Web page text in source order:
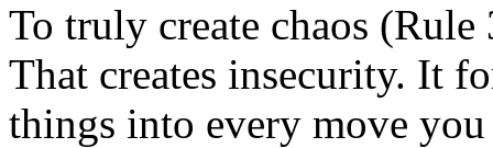
To truly create chaos (Rule
That creates insecurity. It
things into every move you